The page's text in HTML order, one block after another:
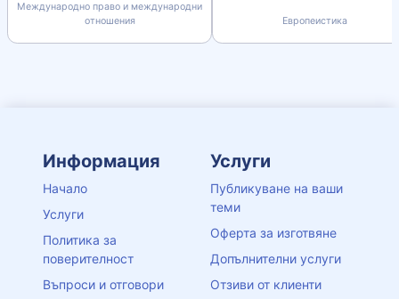
Международно право и международни
отношения
Европеистика
Информация
Начало
Услуги
Политика за
поверителност
Въпроси и отговори
Услуги
Публикуване на ваши
теми
Оферта за изготвяне
Допълнителни услуги
Отзиви от клиенти